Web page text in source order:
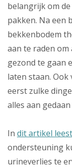
belangrijk om
pakken. Na een
bekkenbodem
aan te raden om
gezond te gaan
laten staan.
eerst zulke
alles aan
In dit artikel
ondersteuning
urineverlies te